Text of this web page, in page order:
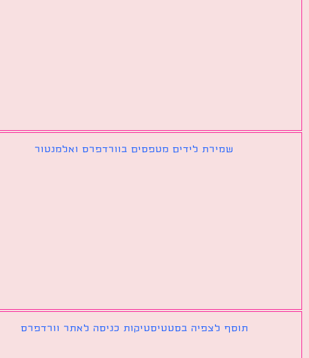
שמירת לידים מטפסים בוורדפרס ואלמנטור
תוסף לצפיה בסטטיסטיקות כניסה לאתר וורדפרס